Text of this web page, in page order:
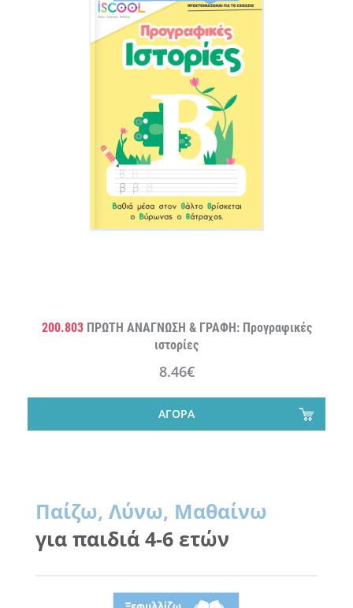
200.803ΠΡΩΤΗ ΑΝΑΓΝΩΣΗ & ΓΡΑΦΗ: Προγραφικές
ιστορίες
8.46€
ΑΓΟΡΑ
Παίζω, Λύνω, Μαθαίνω
για παιδιά 4-6 ετών